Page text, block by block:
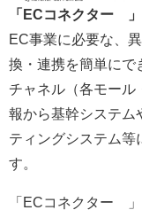
「ECコネクター®
EC事業に必要な、
換・連携を簡単にで
チャネル（各モール
報から基幹システム
ティングシステム等
す。
「ECコネクター®